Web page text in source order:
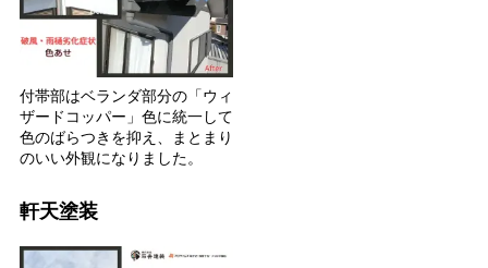
付帯部はベランダ部分の「ウィ
ザードコッパー」色に統一して
色のばらつきを抑え、まとまり
のいい外観になりました。
軒天塗装